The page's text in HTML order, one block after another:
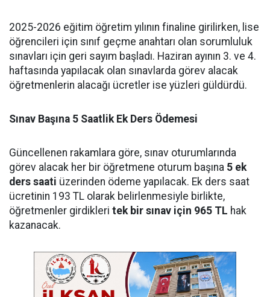
2025-2026 eğitim öğretim yılının finaline girilirken, lise
öğrencileri için sınıf geçme anahtarı olan sorumluluk
sınavları için geri sayım başladı. Haziran ayının 3. ve 4.
haftasında yapılacak olan sınavlarda görev alacak
öğretmenlerin alacağı ücretler ise yüzleri güldürdü.
Sınav Başına 5 Saatlik Ek Ders Ödemesi
Güncellenen rakamlara göre, sınav oturumlarında
görev alacak her bir öğretmene oturum başına 5 ek
ders saati üzerinden ödeme yapılacak. Ek ders saat
ücretinin 193 TL olarak belirlenmesiyle birlikte,
öğretmenler girdikleri tek bir sınav için 965 TL hak
kazanacak.